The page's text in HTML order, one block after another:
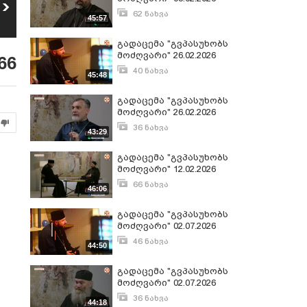
გადაცემა
"გვპასუხობს
მოძღვარი"
ნახვა
27
გადაცემა
"გვპასუხობს
45:57
(2/2)62 ნახვა
45:48
გადაცემა "გვპასუხობს
მოძღვარი" 26.02.2026
(2/1)40 ნახვა
43:29
გადაცემა "გვპასუხობს
მოძღვარი" 26.02.2026
(2/2)36 ნახვა
46:06
გადაცემა "გვპასუხობს
მოძღვარი" 12.02.2026
(1/2)66 ნახვა
44:50
გადაცემა "გვპასუხობს
მოძღვარი" 02.07.2026
(1/2)46 ნახვა
44:18
გადაცემა "გვპასუხობს
მოძღვარი" 02.07.2026
(2/2)36 ნახვა